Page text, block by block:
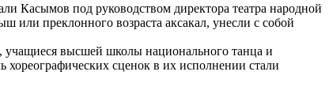
Касымов под руководством директора театра народной
или преклонного возраста аксакал, унесли с собой
учащиеся высшей школы национального танца и
сценок в их исполнении стали